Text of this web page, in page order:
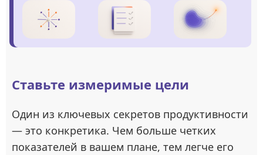
Ставьте измеримые цели
Один из ключевых секретов продуктивности
— это конкретика. Чем больше четких
показателей в вашем плане, тем легче его